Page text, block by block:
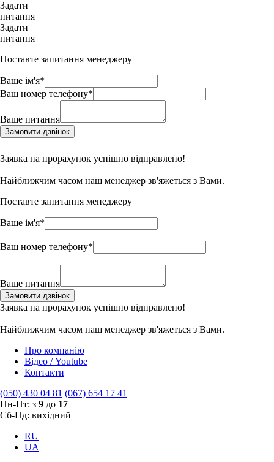
Задати
питання
Задати
питання
Поставте запитання менеджеру
Ваше ім'я*
Ваш номер телефону*
Ваше питання
Замовити дзвінок
Заявка на прорахунок успішно відправлено!
Найближчим часом наш менеджер зв'яжеться з Вами.
Поставте запитання менеджеру
Ваше ім'я*
Ваш номер телефону*
Ваше питання
Замовити дзвінок
Заявка на прорахунок успішно відправлено!
Найближчим часом наш менеджер зв'яжеться з Вами.
Про компанію
Відео / Youtube
Контакти
(050) 430 04 81 (067) 654 17 41
Пн-Пт: з 9 до 17
Сб-Нд: вихідний
RU
UA